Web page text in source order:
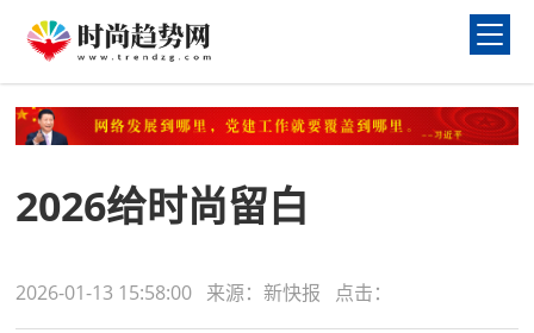
2026给时尚留白
2026-01-13 15:58:00 来源：新快报 点击：